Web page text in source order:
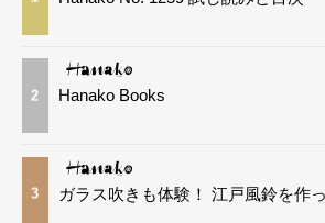
2 Hanako Books
3 ガラス吹きも体験！ 江戸風鈴を作っ